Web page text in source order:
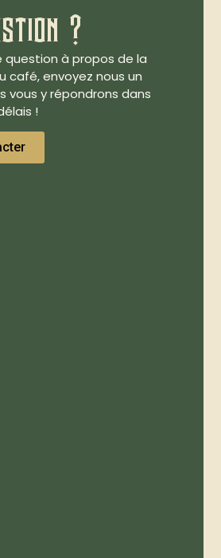
?
question à propos de la
café, envoyez nous un
vous y répondrons dans
!